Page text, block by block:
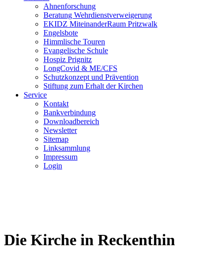
Ahnenforschung
Beratung Wehrdienstverweigerung
EKIDZ MiteinanderRaum Pritzwalk
Engelsbote
Himmlische Touren
Evangelische Schule
Hospiz Prignitz
LongCovid & ME/CFS
Schutzkonzept und Prävention
Stiftung zum Erhalt der Kirchen
Service
Kontakt
Bankverbindung
Downloadbereich
Newsletter
Sitemap
Linksammlung
Impressum
Login
Die Kirche in Reckenthin